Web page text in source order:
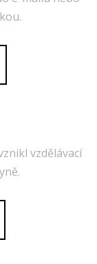
vzdělávací